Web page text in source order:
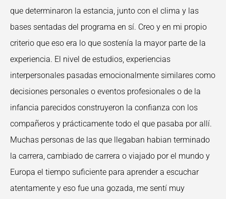
que determinaron la estancia, junto con el clima y las
bases sentadas del programa en sí. Creo y en mi propio
criterio que eso era lo que sostenía la mayor parte de la
experiencia. El nivel de estudios, experiencias
interpersonales pasadas emocionalmente similares como
decisiones personales o eventos profesionales o de la
infancia parecidos construyeron la confianza con los
compañeros y prácticamente todo el que pasaba por allí.
Muchas personas de las que llegaban habian terminado
la carrera, cambiado de carrera o viajado por el mundo y
Europa el tiempo suficiente para aprender a escuchar
atentamente y eso fue una gozada, me sentí muy